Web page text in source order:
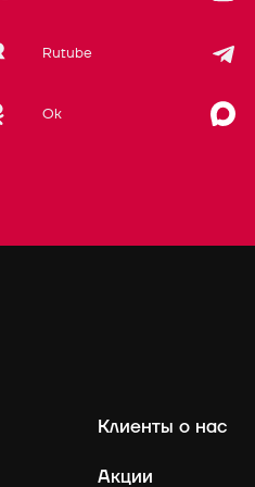
Rutube
Ok
Клиенты о нас
Акции